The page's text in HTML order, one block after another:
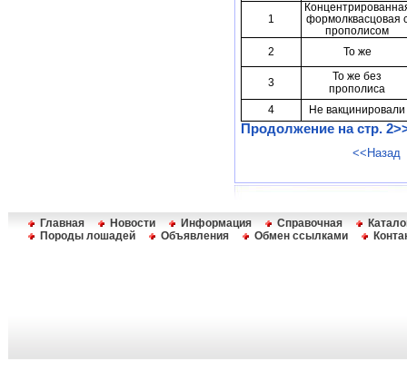
1
формолквасцовая
прополисом
2
То же
3
То же без
прополиса
4
Не вакцинировали
Продолжение на стр.
<<Назад
Главная Новости Информация Справочная
Породы лошадей
Объявления Обмен ссылками